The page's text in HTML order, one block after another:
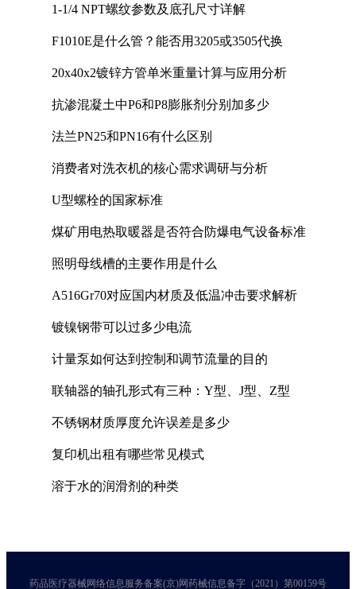
1-1/4 NPT螺纹参数及底孔尺寸详解
F1010E是什么管？能否用3205或3505代换
20x40x2镀锌方管单米重量计算与应用分析
抗渗混凝土中P6和P8膨胀剂分别加多少
法兰PN25和PN16有什么区别
消费者对洗衣机的核心需求调研与分析
U型螺栓的国家标准
煤矿用电热取暖器是否符合防爆电气设备标准
照明母线槽的主要作用是什么
A516Gr70对应国内材质及低温冲击要求解析
镀镍钢带可以过多少电流
计量泵如何达到控制和调节流量的目的
联轴器的轴孔形式有三种：Y型、J型、Z型
不锈钢材质厚度允许误差是多少
复印机出租有哪些常见模式
溶于水的润滑剂的种类
药品医疗器械网络信息服务备案(京)网药械信息备字（2021）第00159号